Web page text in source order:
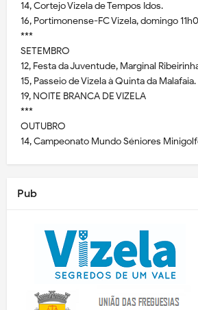
14, Cortejo Vizela de Tempos Idos.
16, Portimonense-FC Vizela, domingo
***
SETEMBRO
12, Festa da Juventude, Marginal
15, Passeio de Vizela à Quinta da Malafaia.
19, NOITE BRANCA DE VIZELA
***
OUTUBRO
14, Campeonato Mundo Séniores
Pub